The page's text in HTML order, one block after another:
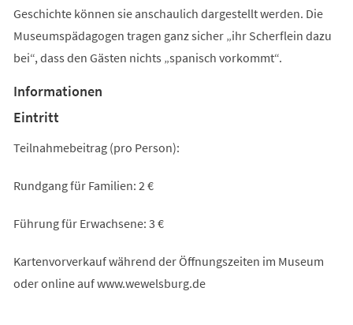
Geschichte können sie anschaulich dargestellt werden. Die
Museumspädagogen tragen ganz sicher „ihr Scherflein dazu
bei“, dass den Gästen nichts „spanisch vorkommt“.
Informationen
Eintritt
Teilnahmebeitrag (pro Person):
Rundgang für Familien: 2 €
Führung für Erwachsene: 3 €
Kartenvorverkauf während der Öffnungszeiten im Museum
oder online auf www.wewelsburg.de